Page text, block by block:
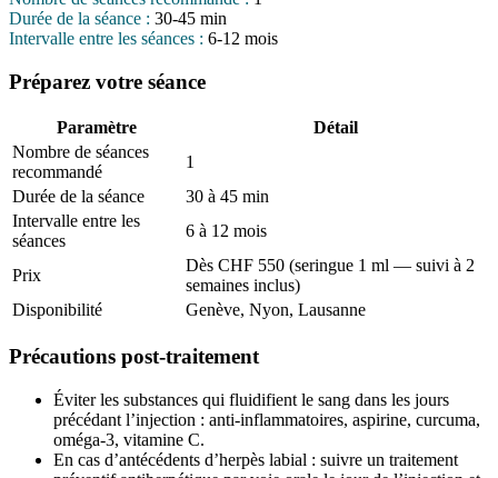
Durée de la séance : 30-45 min
Intervalle entre les séances : 6-12 mois
Préparez votre séance
Paramètre
Détail
Nombre de séances
recommandé
1
Durée de la séance
30 à 45 min
Intervalle entre les
séances
6 à 12 mois
Prix
Dès CHF 550 (seringue 1 ml — suivi à 2
semaines inclus)
Disponibilité
Genève, Nyon, Lausanne
Précautions post-traitement
Éviter les substances qui fluidifient le sang dans les jours
précédant l’injection : anti-inflammatoires, aspirine, curcuma,
oméga-3, vitamine C.
En cas d’antécédents d’herpès labial : suivre un traitement